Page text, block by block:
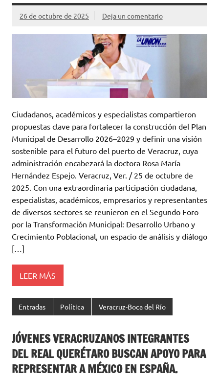
26 de octubre de 2025 Deja un comentario
Ciudadanos, académicos y especialistas compartieron
propuestas clave para fortalecer la construcción del Plan
Municipal de Desarrollo 2026–2029 y definir una visión
sostenible para el futuro del puerto de Veracruz, cuya
administración encabezará la doctora Rosa María
Hernández Espejo. Veracruz, Ver. / 25 de octubre de
2025. Con una extraordinaria participación ciudadana,
especialistas, académicos, empresarios y representantes
de diversos sectores se reunieron en el Segundo Foro
por la Transformación Municipal: Desarrollo Urbano y
Crecimiento Poblacional, un espacio de análisis y diálogo
[…]
LEER MÁS
Entradas Política Veracruz-Boca del Río
JÓVENES VERACRUZANOS INTEGRANTES
DEL REAL QUERÉTARO BUSCAN APOYO PARA
REPRESENTAR A MÉXICO EN ESPAÑA.